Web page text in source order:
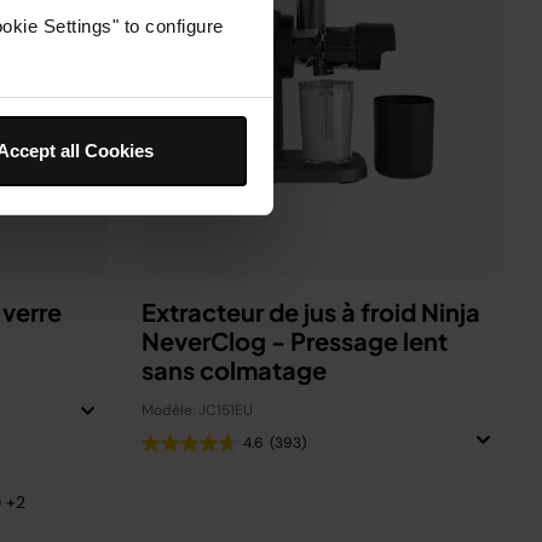
Settings" to configure
all Cookies
+2
Extracteur de jus à froid Ninja
NeverClog - Pressage lent
sans colmatage
Modèle: JC151EU
4.6 (393)